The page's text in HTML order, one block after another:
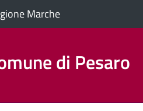
Marche
di Pesaro